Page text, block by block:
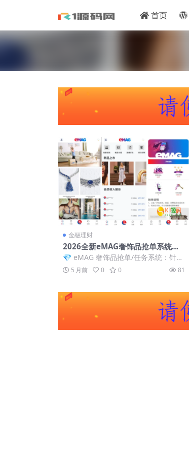
首页
金融理财
2026全新eMAG奢饰品抢单系统源
码/VUE+PHP开源多语言刷单平
台、支持卡单/打针/信誉分体系
💎 eMAG 奢饰品抢单/任务系统：针对
全球市场的高端运营版源码 本系统是
一套专...
5 月前 0 0 81